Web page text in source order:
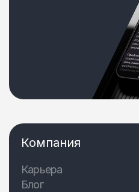
Компания
Карьера
Блог